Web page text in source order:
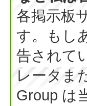
各掲示板
す。もし
告されて
レータま
Group は